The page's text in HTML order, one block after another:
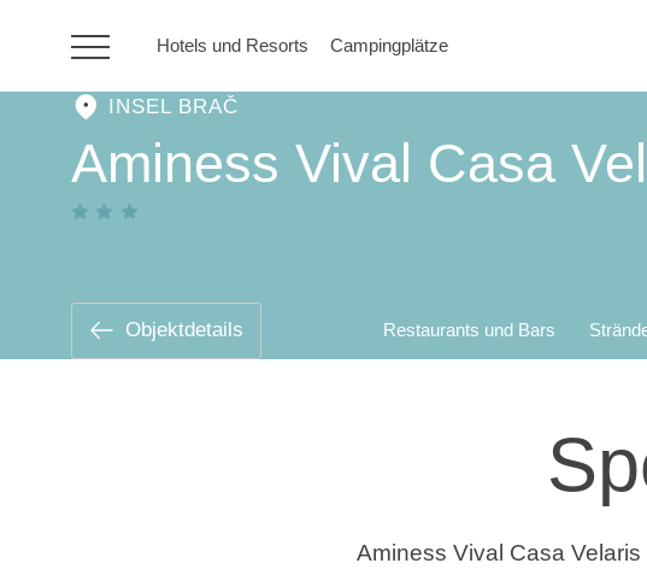
Hotels und Resorts Campingplätze
HR
Campingplätze
INSEL BRAČ
Aminess Vival Casa
Objektdetails Restaurants und Bars
Aminess Vival Casa